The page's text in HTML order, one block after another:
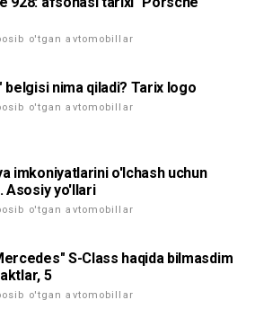
o'tgan avtomobillar
belgisi nima qiladi? Tarix logo
o'tgan avtomobillar
imkoniyatlarini o'lchash uchun
Asosiy yo'llari
o'tgan avtomobillar
S-Class haqida bilmasdim
5
o'tgan avtomobillar